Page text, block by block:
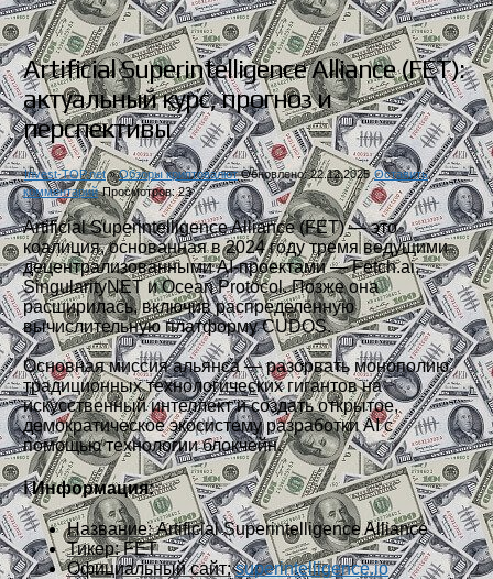
Artificial Superintelligence Alliance (FET):
актуальный курс, прогноз и
перспективы
Invest-TOP.net»Обзоры криптовалют Обновлено: 22.12.2025 Оставить
комментарий Просмотров: 23
Artificial Superintelligence Alliance (FET) — это
коалиция, основанная в 2024 году тремя ведущими
децентрализованными AI-проектами — Fetch.ai,
SingularityNET и Ocean Protocol. Позже она
расширилась, включив распределённую
вычислительную платформу CUDOS.
Основная миссия альянса — разорвать монополию
традиционных технологических гигантов на
искусственный интеллект и создать открытое,
демократическое экосистему разработки AI с
помощью технологии блокчейн.
ℹ️ Информация:
Название:Artificial Superintelligence Alliance
Тикер:FET
Официальный сайт: superintelligence.io